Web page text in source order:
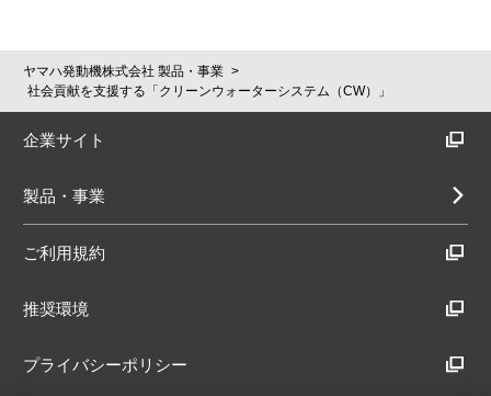
ヤマハ発動機株式会社 製品・事業
社会貢献を支援する「クリーンウォーターシステム（CW）」
企業サイト
製品・事業
ご利用規約
推奨環境
プライバシーポリシー